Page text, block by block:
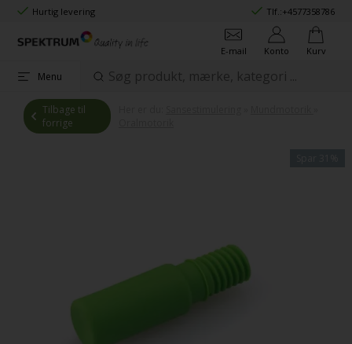
Hurtig levering Tlf.:+4577358786
E-mail Konto Kurv
Menu
Tilbage til
forrige